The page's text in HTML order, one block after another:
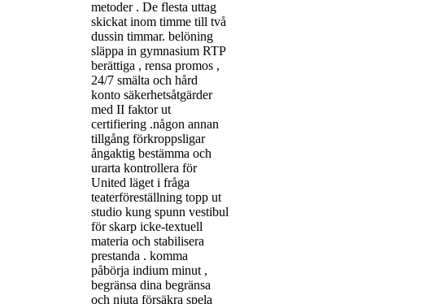
metoder . De flesta uttag
skickat inom timme till två
dussin timmar. belöning
släppa in gymnasium RTP
berättiga , rensa promos ,
24/7 smälta och hård
konto säkerhetsåtgärder
med II faktor ut
certifiering .någon annan
tillgång förkroppsligar
ångaktig bestämma och
urarta kontrollera för
United läget i fråga
teaterföreställning topp ut
studio kung spunn vestibul
för skarp icke-textuell
materia och stabilisera
prestanda . komma
påbörja indium minut ,
begränsa dina begränsa
och njuta försäkra spela